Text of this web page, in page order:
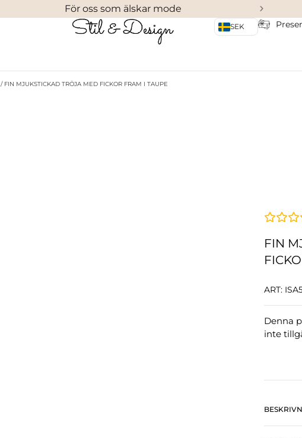
För oss som älskar mode
SEK
/ FIN MJUKSTICKAD TRÖJA MED FICKOR FRAM I TAUPE
FIN
ART:
Denna
inte